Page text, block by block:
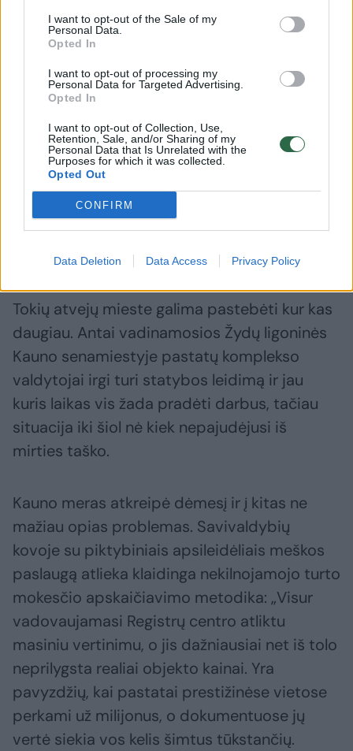
I want to opt-out of the Sale of my
Personal Data.
Opted In
I want to opt-out of processing my
Personal Data for Targeted Advertising.
Opted In
I want to opt-out of Collection, Use,
Retention, Sale, and/or Sharing of my
Personal Data that Is Unrelated with the
Purposes for which it was collected.
Opted Out
CONFIRM
Data Deletion Data Access Privacy Policy
Kaunas netaptų per daug gražus“, – kalbėjo
Kauno meras.
Vienas dažnesnių būdų, kaip apleistų pastatų
mokesčio, – nesibaigiančių statybų
imitavimas. Pavyzdžiui, Vilijampolėje, ties
Jurbarko ir Panerių gatvių žiedine sankryža,
stūkso dešimtmečiais nejudintos amžinos
statybos – savotiškas monumentas
neveiksnumui.
Tokių atvejų mieste galima pastebėti kur kas
daugiau. Antai vadinamosios Žydų ligoninės
Kauno senamiestyje pastatų komplekso
valdytojai irgi turi statybos leidimą ir jau
kuris laikas vis žada pradėti darbus, tačiau
situacija iki šiol nė kiek nepajudėjusi iš
mirties taško.
Kauno meras atkreipė dėmesį ir į kitas ne
mažiau opias problemas. Savivaldybių
kovoje su piktybiniais apsileidėliais meškos
paslaugą atlieka klaidinga nekilnojamojo turto
mokesčio apskaičiavimo metodika: „Visur
vadovaujamasi Registrų centro atliktu
masiniu vertinimu, o jis dažniausiai net iš tolo
neprilygsta realiai objekto kainai. Yra
pavyzdžių, kai pastatai prestižinėse vietose
perkami už milijonus, o dokumentuose jų
vertė siekia vos kelis šimtus tūkstančių.